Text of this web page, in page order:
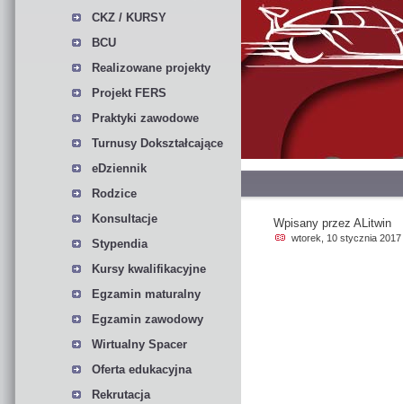
CKZ / KURSY
BCU
Realizowane projekty
Projekt FERS
Praktyki zawodowe
Turnusy Dokształcające
eDziennik
Rodzice
Konsultacje
Stypendia
Kursy kwalifikacyjne
Egzamin maturalny
Egzamin zawodowy
Wirtualny Spacer
Oferta edukacyjna
Rekrutacja
Wpisany przez ALitwin
wtorek, 10 stycznia 2017